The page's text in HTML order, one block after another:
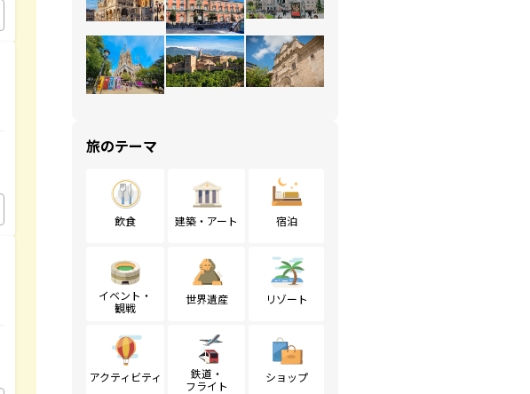
旅のテーマ
飲食 建築・アート 宿泊
イベント・
観戦
世界遺産 リゾート
アクティビティ
鉄道・
フライト
ショップ